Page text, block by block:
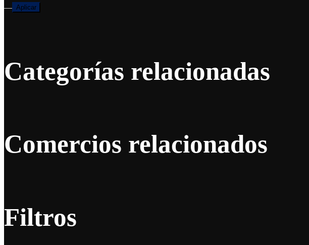
— Aplicar
Categorías relacionadas
Comercios relacionados
Filtros